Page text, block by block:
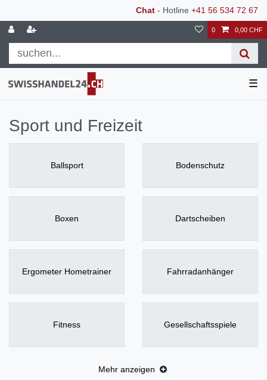
Chat - Hotline +41 56 534 72 67
0 0,00 CHF
☰
Sport und Freizeit
Ballsport Bodenschutz
Boxen Dartscheiben
Ergometer Hometrainer Fahrradanhänger
Fitness Gesellschaftsspiele
Mehr anzeigen